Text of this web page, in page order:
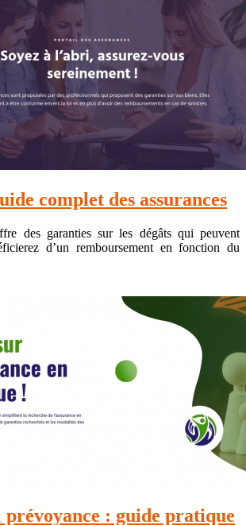
complet des assurances
des garanties sur les dégâts qui peuvent
d’un remboursement en fonction du
prévoyance : guide pratique